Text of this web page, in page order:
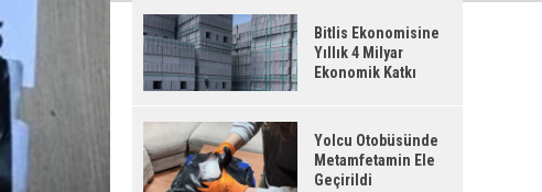
Bitlis Ekonomisine
Yıllık 4 Milyar
Ekonomik Katkı
Yolcu Otobüsünde
Metamfetamin Ele
Geçirildi